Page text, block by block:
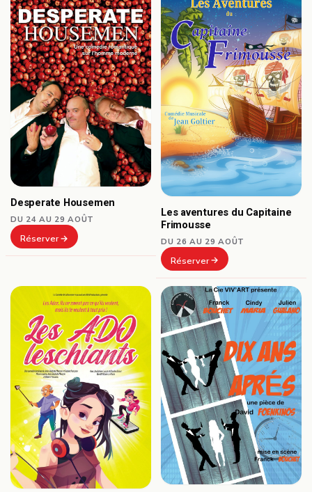
Desperate Housemen
DU 24 AU 29 AOÛT
Réserver
Les aventures du Capitaine
Frimousse
DU 26 AU 29 AOÛT
Réserver